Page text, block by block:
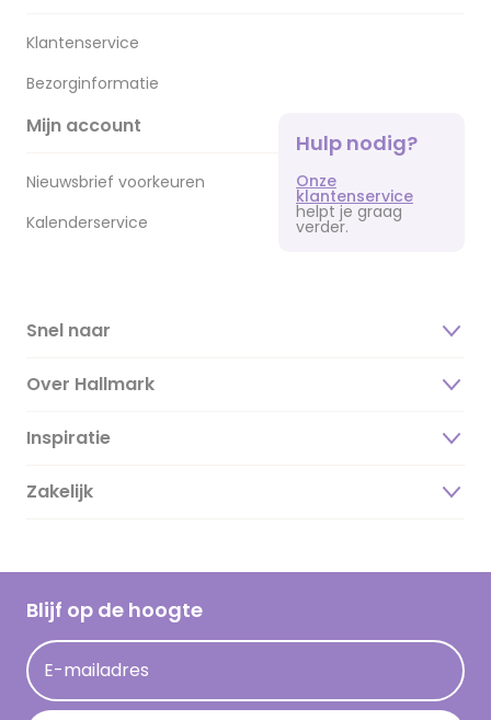
Klantenservice
Bezorginformatie
Mijn account
Nieuwsbrief voorkeuren
Kalenderservice
Hulp nodig?
Onze
klantenservice
helpt je graag
verder.
Snel naar
Over Hallmark
Over ons
Duurzaamheid
Hallmark Kaartclub
Acties
Persberichten
Inspiratie
Magazine
Cadeau inspiratie
Kaartinspiratie
Zakelijk
Blijf op de hoogte
E-mailadres